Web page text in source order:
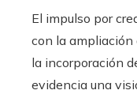
El impulso por
con la ampliación
la incorporación
evidencia una